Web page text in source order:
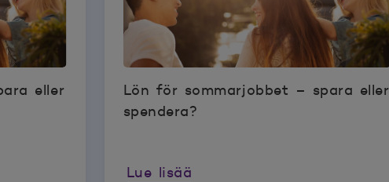
eller
Lön för sommarjobbet – spara eller
spendera?
Lue lisää